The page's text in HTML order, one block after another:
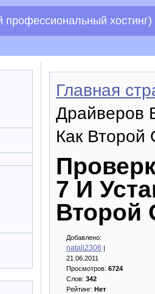
профессиональный хостинг)
Главная
Драйверов
Как
7 И
Второй
Добавлено:
natali2306 |
21.06.2011
Просмотров: 6724
Слов: 342
Рейтинг: Нет